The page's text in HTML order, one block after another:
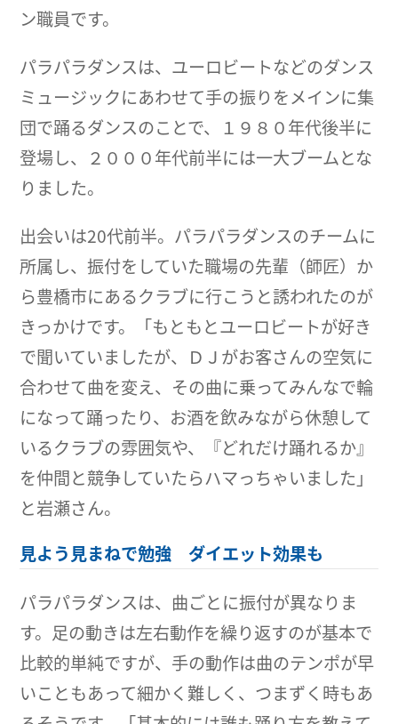
ン職員です。
パラパラダンスは、ユーロビートなどのダンス
ミュージックにあわせて手の振りをメインに集
団で踊るダンスのことで、１９８０年代後半に
登場し、２０００年代前半には一大ブームとな
りました。
出会いは20代前半。パラパラダンスのチームに
所属し、振付をしていた職場の先輩（師匠）か
ら豊橋市にあるクラブに行こうと誘われたのが
きっかけです。「もともとユーロビートが好き
で聞いていましたが、ＤＪがお客さんの空気に
合わせて曲を変え、その曲に乗ってみんなで輪
になって踊ったり、お酒を飲みながら休憩して
いるクラブの雰囲気や、『どれだけ踊れるか』
を仲間と競争していたらハマっちゃいました」
と岩瀬さん。
見よう見まねで勉強 ダイエット効果も
パラパラダンスは、曲ごとに振付が異なりま
す。足の動きは左右動作を繰り返すのが基本で
比較的単純ですが、手の動作は曲のテンポが早
いこともあって細かく難しく、つまずく時もあ